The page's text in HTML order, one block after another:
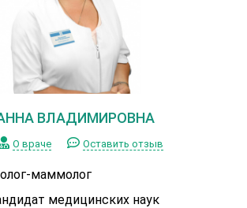
ВЛАДИМИРОВНА
О враче Оставить отзыв
маммолог
медицинских наук